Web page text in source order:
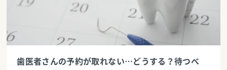
歯医者さんの予約が取れない…どうする？待つべ